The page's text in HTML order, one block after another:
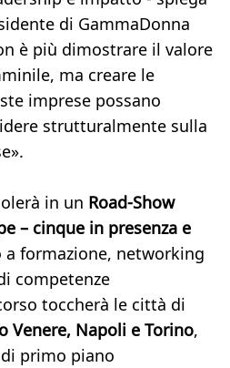
di GammaDonna
è più dimostrare il valore
ma creare le
imprese possano
strutturalmente sulla
in un Road-Show
– cinque in presenza e
a formazione, networking
competenze
toccherà le città di
Venere, Napoli e Torino,
primo piano